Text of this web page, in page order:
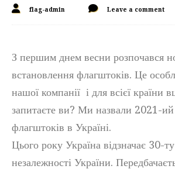
flag-admin Leave a comment
З першим днем весни розпочався
встановлення флагштоків. Це
нашої компанії і для всієї країни
запитаєте ви? Ми назвали 2021-ий
флагштоків в Україні.
Цього року Україна відзначає 30-
незалежності України.